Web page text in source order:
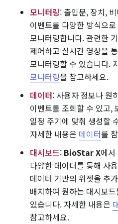
모니터링: 출입문, 장치,
이벤트를 다양한 방식으로
모니터링합니다. 관련한
제어하고 실시간 영상을
모니터링할 수 있습니다.
모니터링을 참고하세요.
데이터: 사용자 정보나 원
이벤트를 조회할 수 있고,
일정 주기에 맞춰 생성할
자세한 내용은 데이터를
대시보드: BioStar X에서
다양한 데이터를 통해 사
데이터 기반의 위젯을 추
배치하여 원하는 대시보
있습니다. 자세한 내용은
참고하세요.